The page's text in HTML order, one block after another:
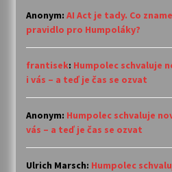
Anonym: AI Act je tady. Co
pravidlo pro Humpoláky?
frantisek: Humpolec schvaluje
i vás – a teď je čas se ozvat
Anonym: Humpolec schvaluje
vás – a teď je čas se ozvat
Ulrich Marsch: Humpolec